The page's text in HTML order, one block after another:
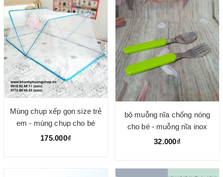
Mùng chụp xếp gọn size trẻ
em - mùng chụp cho bé
80*130cm
175.000₫
bộ muỗng nĩa chống nóng
cho bé - muỗng nĩa inox
bộc nhựa
32.000₫